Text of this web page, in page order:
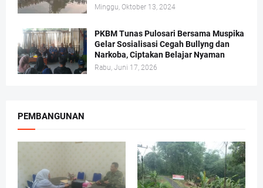
Minggu, Oktober 13, 2024
PKBM Tunas Pulosari Bersama Muspika
Gelar Sosialisasi Cegah Bullyng dan
Narkoba, Ciptakan Belajar Nyaman
Rabu, Juni 17, 2026
PEMBANGUNAN